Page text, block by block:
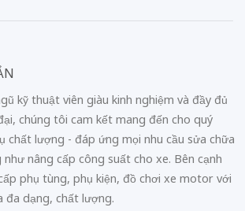
kỹ thuật viên giàu kinh nghiệm và đầy đủ
chúng tôi cam kết mang đến cho quý
chất lượng - đáp ứng mọi nhu cầu sửa chữa
nâng cấp công suất cho xe. Bên cạnh
phụ tùng, phụ kiện, đồ chơi xe motor với
đa dạng, chất lượng.